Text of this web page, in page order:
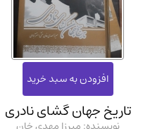
تاریخ جهان گشای نادری